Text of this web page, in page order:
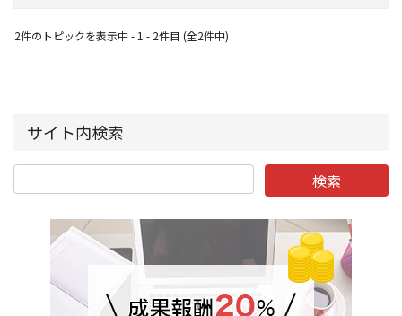
2件のトピックを表示中 - 1 - 2件目 (全2件中)
サイト内検索